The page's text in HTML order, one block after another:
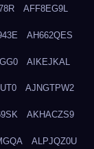
AFF8EG9L
AH662QES
AIKEJKAL
AJNGTPW2
AKHACZS9
ALPJQZ0U